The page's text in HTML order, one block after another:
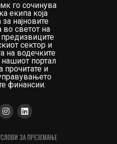
го сочинува
екипа која
најновите
во светот на
предизвиците
сектор и
на водечките
портал
прочитате и
финансии.
ЗА ПРЕЗЕМАЊЕ